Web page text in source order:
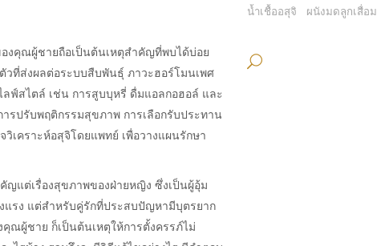
งคุณผู้ชายถือเป็นต้นเหตุสำคัญที่พบได้บ่อย
วที่ส่งผลต่อระบบสืบพันธุ์ ภาวะฮอร์โมนเพศ
ฟ์สไตล์ เช่น การสูบบุหรี่ ดื่มแอลกอฮอล์ และ
รปรับพฤติกรรมสุขภาพ การเลือกรับประทาน
เคราะห์อสุจิโดยแพทย์ เพื่อวางแผนรักษา
ญแต่เรื่องสุขภาพของฝ่ายหญิง ซึ่งเป็นผู้อุ้ม
แรง แต่สำหรับคู่รักที่ประสบปัญหามีบุตรยาก
ณผู้ชาย ก็เป็นต้นเหตุให้การตั้งครรภ์ไม่
น้ำเชื้ออสุจิ
ผนังมดลูกเสื่อม